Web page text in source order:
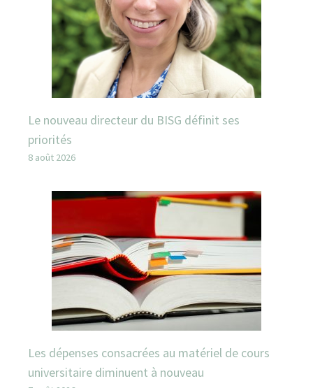
Le nouveau directeur du BISG définit ses
priorités
8 août 2026
Les dépenses consacrées au matériel de cours
universitaire diminuent à nouveau